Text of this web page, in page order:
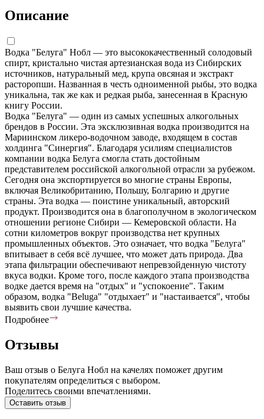
Описание
Водка "Белуга" Нобл — это высококачественный солодовый
спирт, кристально чистая артезианская вода из Сибирских
источников, натуральный мед, крупа овсяная и экстракт
расторопши. Названная в честь одноименной рыбы, это водка
уникальна, так же как и редкая рыба, занесенная в Красную
книгу России.
Водка "Белуга" — один из самых успешных алкогольных
брендов в России. Эта эксклюзивная водка производится на
Мариинском ликеро-водочном заводе, входящем в состав
холдинга "Синергия". Благодаря усилиям специалистов
компании водка Белуга смогла стать достойным
представителем российской алкогольной отрасли за рубежом.
Сегодня она экспортируется во многие страны Европы,
включая Великобританию, Польшу, Болгарию и другие
страны. Эта водка — поистине уникальный, авторский
продукт. Производится она в благополучном в экологическом
отношении регионе Сибири — Кемеровской области. На
сотни километров вокруг производства нет крупных
промышленных объектов. Это означает, что водка "Белуга"
впитывает в себя всё лучшее, что может дать природа. Два
этапа фильтрации обеспечивают непревзойденную чистоту
вкуса водки. Кроме того, после каждого этапа производства
водке дается время на "отдых" и "успокоение". Таким
образом, водка "Beluga" "отдыхает" и "настаивается", чтобы
выявить свои лучшие качества.
Подробнее
Отзывы
Ваш отзыв о Белуга Нобл на качелях поможет другим
покупателям определиться с выбором.
Поделитесь своими впечатлениями.
Оставить отзыв